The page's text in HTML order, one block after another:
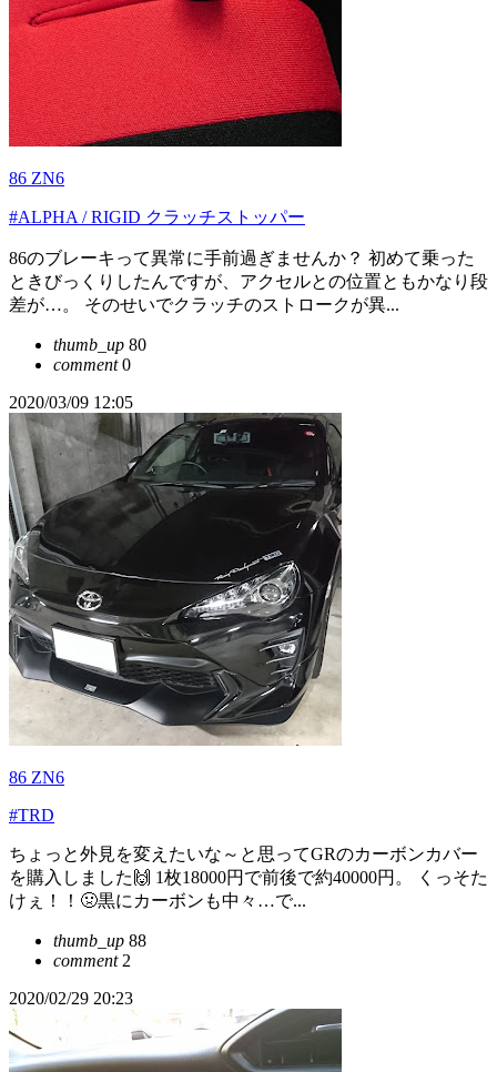
86 ZN6
#ALPHA / RIGID クラッチストッパー
86のブレーキって異常に手前過ぎませんか？ 初めて乗った
ときびっくりしたんですが、アクセルとの位置ともかなり段
差が…。 そのせいでクラッチのストロークが異...
thumb_up 80
comment0
2020/03/09 12:05
86 ZN6
#TRD
ちょっと外見を変えたいな～と思ってGRのカーボンカバー
を購入しました🙌 1枚18000円で前後で約40000円。 くっそた
けぇ！！🤢黒にカーボンも中々…で...
thumb_up 88
comment2
2020/02/29 20:23